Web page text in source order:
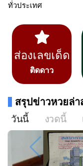
ทั่วประเทศ
ส่องเลขเด็ด
ติดดาว
สรุปข่าวหวยล่
วันนี้ งวดนี้